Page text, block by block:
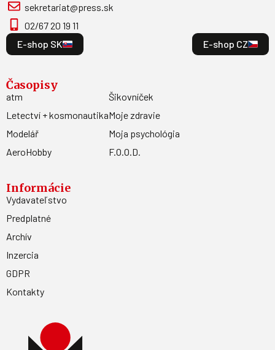
sekretariat@press.sk
02/67 20 19 11
E-shop SK
E-shop CZ
Časopisy
atm
Letectví + kosmonautika
Modelář
AeroHobby
Šikovníček
Moje zdravie
Moja psychológia
F.O.O.D.
Informácie
Vydavateľstvo
Predplatné
Archív
Inzercia
GDPR
Kontakty